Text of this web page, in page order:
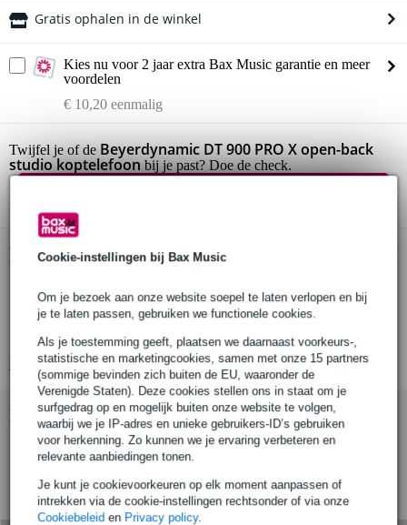
Cookie-instellingen bij Bax Music
Om je bezoek aan onze website soepel te laten verlopen en bij
je te laten passen, gebruiken we functionele cookies.
Als je toestemming geeft, plaatsen we daarnaast voorkeurs-,
statistische en marketingcookies, samen met onze 15 partners
(sommige bevinden zich buiten de EU, waaronder de
Verenigde Staten). Deze cookies stellen ons in staat om je
surfgedrag op en mogelijk buiten onze website te volgen,
waarbij we je IP-adres en unieke gebruikers-ID’s gebruiken
voor herkenning. Zo kunnen we je ervaring verbeteren en
relevante aanbiedingen tonen.
Je kunt je cookievoorkeuren op elk moment aanpassen of
intrekken via de cookie-instellingen rechtsonder of via onze
Cookiebeleid en Privacy policy.
Gratis ophalen in de winkel
Kies nu voor 2 jaar extra Bax Music garantie en meer
voordelen
€ 10,20 eenmalig
Twijfel je of de Beyerdynamic DT 900 PRO X open-back
studio koptelefoonbij je past? Doe de check.
Productinformatie
transducers: dynamisch
oorkussens: velour
Bekijk alle productspecificaties
Bekijk ook eens (1)